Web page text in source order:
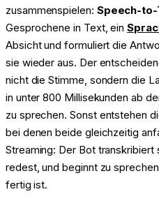
zusammenspielen: Speech-
Gesprochene in Text, ein
Absicht und formuliert die
sie wieder aus. Der
nicht die Stimme, sondern die
in unter 800 Millisekunden ab
zu sprechen. Sonst entstehen
bei denen beide gleichzeitig
Streaming: Der Bot
redest, und beginnt zu
fertig ist.